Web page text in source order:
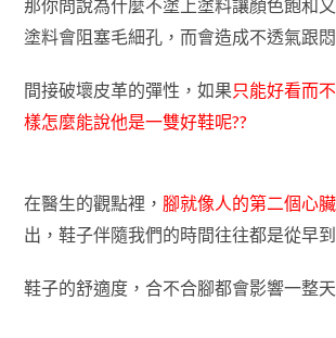
那你問說為什麼不塗上塗料讓顏色飽和
塗料會阻塞毛細孔，而會造成不透氣跟
間接破壞皮革的彈性，如果只能好看而
樣怎麼能說他是一雙好鞋呢??
在醫生的觀點裡， 腳就像人的第二個心臟
出，鞋子伴隨我們的時間往往都是從早
鞋子的舒適度，合不合腳都會影響一整